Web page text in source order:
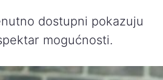
dostupni pokazuju
mogućnosti.